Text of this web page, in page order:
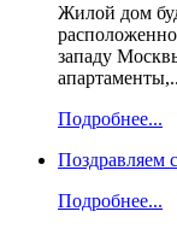
Жилой дом
западу
Подробнее...
Поздравляем
Подробнее...